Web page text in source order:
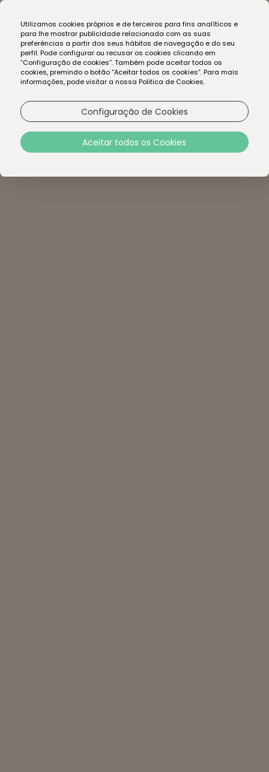
Utilizamos cookies próprios e de terceiros para fins analíticos e
para lhe mostrar publicidade relacionada com as suas
preferências a partir dos seus hábitos de navegação e do seu
perfil. Pode configurar ou recusar os cookies clicando em
“Configuração de cookies”. Também pode aceitar todos os
cookies, premindo o botão “Aceitar todos os cookies”. Para mais
informações, pode visitar a nossa Politica de Cookies.
Configuração de Cookies
Aceitar todos os Cookies